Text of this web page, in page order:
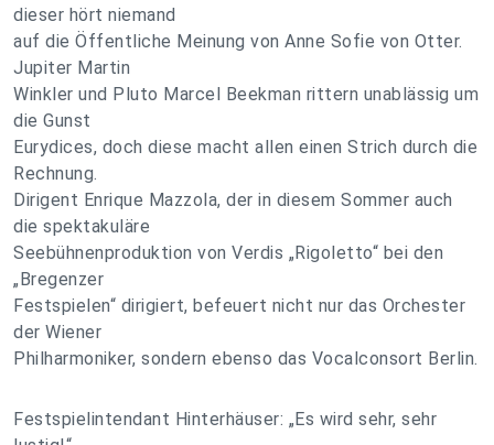
dieser hört niemand
auf die Öffentliche Meinung von Anne Sofie von Otter.
Jupiter Martin
Winkler und Pluto Marcel Beekman rittern unablässig um
die Gunst
Eurydices, doch diese macht allen einen Strich durch die
Rechnung.
Dirigent Enrique Mazzola, der in diesem Sommer auch
die spektakuläre
Seebühnenproduktion von Verdis „Rigoletto“ bei den
„Bregenzer
Festspielen“ dirigiert, befeuert nicht nur das Orchester
der Wiener
Philharmoniker, sondern ebenso das Vocalconsort Berlin.
Festspielintendant Hinterhäuser: „Es wird sehr, sehr